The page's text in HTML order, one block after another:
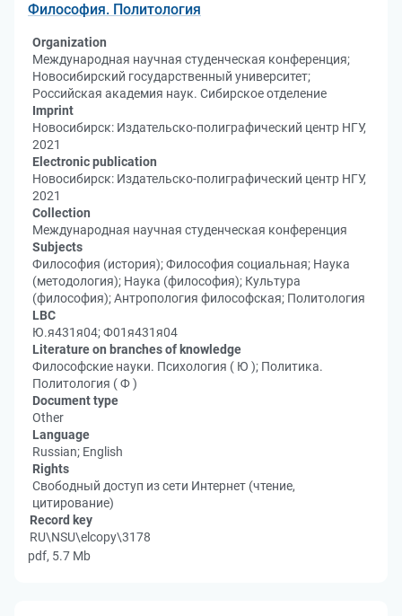
Философия. Политология
Organization
Международная научная студенческая конференция;
Новосибирский государственный университет;
Российская академия наук. Сибирское отделение
Imprint
Новосибирск: Издательско-полиграфический центр НГУ,
2021
Electronic publication
Новосибирск: Издательско-полиграфический центр НГУ,
2021
Collection
Международная научная студенческая конференция
Subjects
Философия (история); Философия социальная; Наука
(методология); Наука (философия); Культура
(философия); Антропология философская; Политология
LBC
Ю.я431я04; Ф01я431я04
Literature on branches of knowledge
Философские науки. Психология ( Ю ); Политика.
Политология ( Ф )
Document type
Other
Language
Russian; English
Rights
Свободный доступ из сети Интернет (чтение,
цитирование)
Record key
RU\NSU\elcopy\3178
pdf, 5.7 Mb